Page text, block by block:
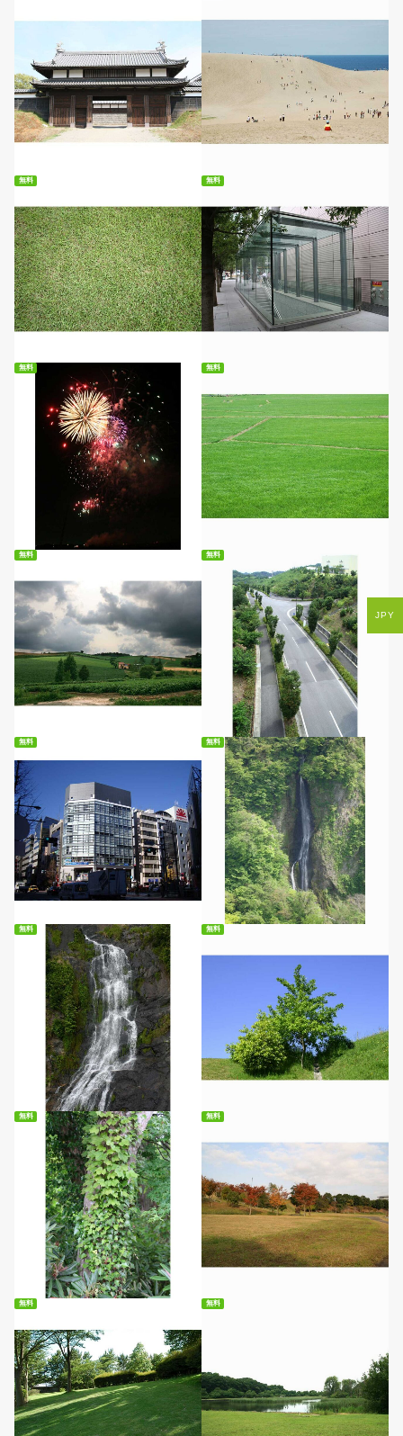
無料ダウンロード 無料ダウンロード
無料
無料ダウンロード
無料
無料ダウンロード
無料
無料ダウンロード
無料
無料ダウンロード
無料
無料ダウンロード
無料
無料ダウンロード
無料
無料ダウンロード
無料
無料ダウンロード
無料
無料ダウンロード
無料
無料ダウンロード
無料
無料ダウンロード
無料
無料ダウンロード
無料 無料
JPY